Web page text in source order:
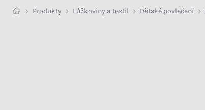
Produkty Lůžkoviny a textil Dětské povlečení